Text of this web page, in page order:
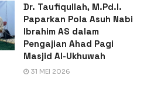
Dr. Taufiqullah, M.Pd.I.
Paparkan Pola Asuh Nabi
Ibrahim AS dalam
Pengajian Ahad Pagi
Masjid Al-Ukhuwah
31 MEI 2026